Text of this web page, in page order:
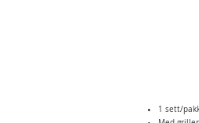
Skip
1 sett/